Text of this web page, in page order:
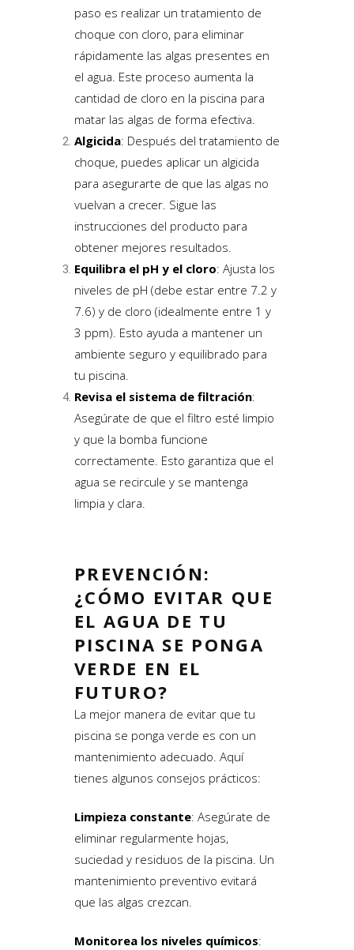
paso es realizar un tratamiento de
choque con cloro, para eliminar
rápidamente las algas presentes en
el agua. Este proceso aumenta la
cantidad de cloro en la piscina para
matar las algas de forma efectiva.
Algicida: Después del tratamiento de
choque, puedes aplicar un algicida
para asegurarte de que las algas no
vuelvan a crecer. Sigue las
instrucciones del producto para
obtener mejores resultados.
Equilibra el pH y el cloro: Ajusta los
niveles de pH (debe estar entre 7.2 y
7.6) y de cloro (idealmente entre 1 y
3 ppm). Esto ayuda a mantener un
ambiente seguro y equilibrado para
tu piscina.
Revisa el sistema de filtración:
Asegúrate de que el filtro esté limpio
y que la bomba funcione
correctamente. Esto garantiza que el
agua se recircule y se mantenga
limpia y clara.
PREVENCIÓN:
¿CÓMO EVITAR QUE
EL AGUA DE TU
PISCINA SE PONGA
VERDE EN EL
FUTURO?
La mejor manera de evitar que tu
piscina se ponga verde es con un
mantenimiento adecuado. Aquí
tienes algunos consejos prácticos:
Limpieza constante: Asegúrate de
eliminar regularmente hojas,
suciedad y residuos de la piscina. Un
mantenimiento preventivo evitará
que las algas crezcan.
Monitorea los niveles químicos: